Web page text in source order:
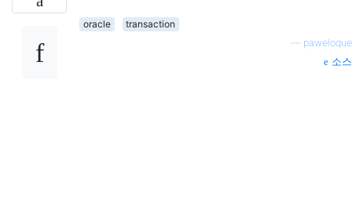
oracle
transaction
paweloque
소스